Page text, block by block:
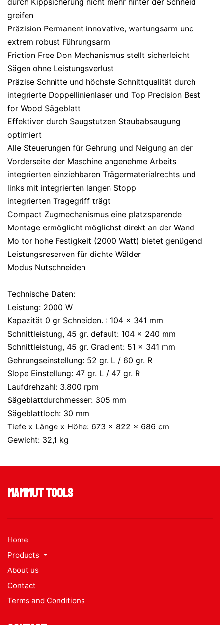
durch Kippsicherung nicht mehr hinter der Schneid
greifen
Präzision Permanent innovative, wartungsarm und
extrem robust Führungsarm
Friction Free Don Mechanismus stellt sicherleicht
Sägen ohne Leistungsverlust
Präzise Schnitte und höchste Schnittqualität durch
integrierte Doppellinienlaser und Top Precision Best
for Wood Sägeblatt
Effektiver durch Saugstutzen Staubabsaugung
optimiert
Alle Steuerungen für Gehrung und Neigung an der
Vorderseite der Maschine angenehme Arbeits
integrierten einziehbaren Trägermaterialrechts und
links mit integrierten langen Stopp
integrierten Tragegriff trägt
Compact Zugmechanismus eine platzsparende
Montage ermöglicht möglichst direkt an der Wand
Mo tor hohe Festigkeit (2000 Watt) bietet genügend
Leistungsreserven für dichte Wälder
Modus Nutschneiden
Technische Daten:
Leistung: 2000 W
Kapazität 0 gr Schneiden. : 104 x 341 mm
Schnittleistung, 45 gr. default: 104 x 240 mm
Schnittleistung, 45 gr. Gradient: 51 x 341 mm
Gehrungseinstellung: 52 gr. L / 60 gr. R
Slope Einstellung: 47 gr. L / 47 gr. R
Laufdrehzahl: 3.800 rpm
Sägeblattdurchmesser: 305 mm
Sägeblattloch: 30 mm
Tiefe x Länge x Höhe: 673 x 822 x 686 cm
Gewicht: 32,1 kg
Mammut Tools
Home
Products
About us
Contact
Terms and Conditions